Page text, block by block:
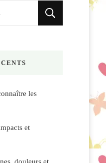
les
et